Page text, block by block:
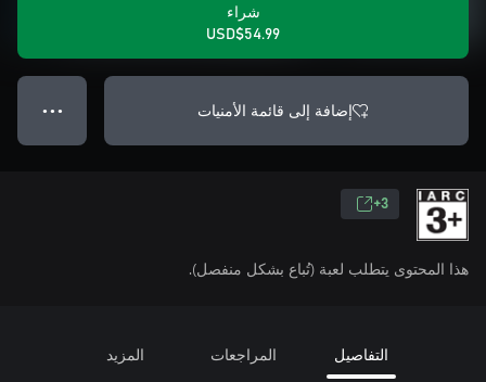
شراء
USD$54.99
إضافة إلى قائمة الأمنيات ● ● ●
3+
هذا المحتوى يتطلب لعبة (تُباع بشكل منفصل).
التفاصيل المراجعات المزيد